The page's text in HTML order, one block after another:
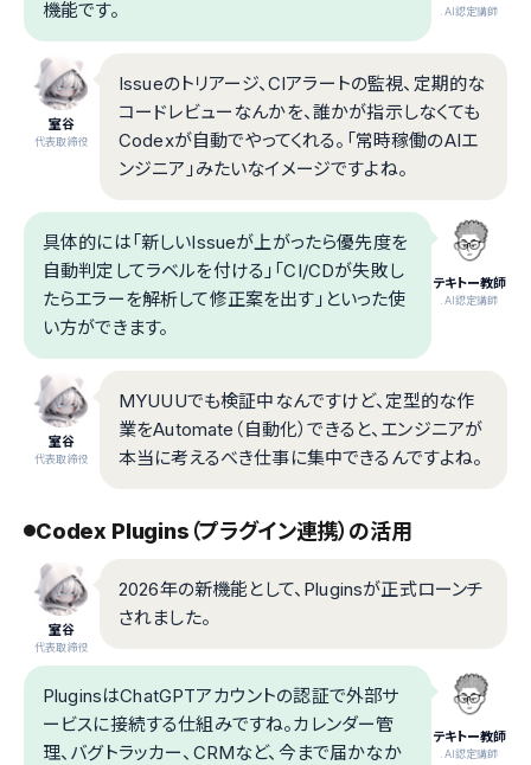
.AI認定講師
機能です。
室谷
代表取締役
Issueのトリアージ、CIアラートの監視、定期的な
コードレビューなんかを、誰かが指示しなくても
Codexが自動でやってくれる。「常時稼働のAIエ
ンジニア」みたいなイメージですよね。
テキトー教師
.AI認定講師
具体的には「新しいIssueが上がったら優先度を
自動判定してラベルを付ける」「CI/CDが失敗し
たらエラーを解析して修正案を出す」といった使
い方ができます。
室谷
代表取締役
MYUUUでも検証中なんですけど、定型的な作
業をAutomate（自動化）できると、エンジニアが
本当に考えるべき仕事に集中できるんですよね。
Codex Plugins（プラグイン連携）の活用
室谷
代表取締役
2026年の新機能として、Pluginsが正式ローンチ
されました。
テキトー教師
.AI認定講師
PluginsはChatGPTアカウントの認証で外部サ
ービスに接続する仕組みですね。カレンダー管
理、バグトラッカー、CRMなど、今まで届かなか